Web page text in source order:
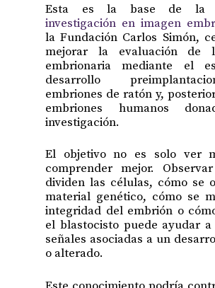
Esta es la base de
investigación en imagen
la Fundación Carlos Simón,
mejorar la evaluación de
embrionaria mediante el
desarrollo
embriones de ratón y,
embriones humanos
investigación.
El objetivo no es solo ver
comprender mejor.
dividen las células, cómo se
material genético, cómo se
integridad del embrión o
el blastocisto puede ayudar
señales asociadas a un
o alterado.